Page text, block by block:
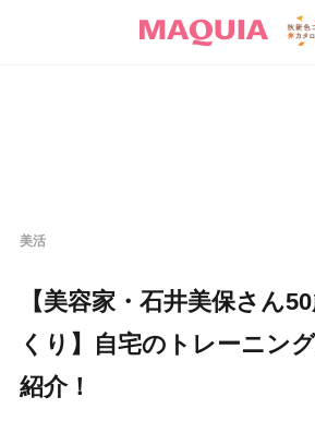
美活
【美容家・石井美保さん
くり】自宅のトレーニン
紹介！